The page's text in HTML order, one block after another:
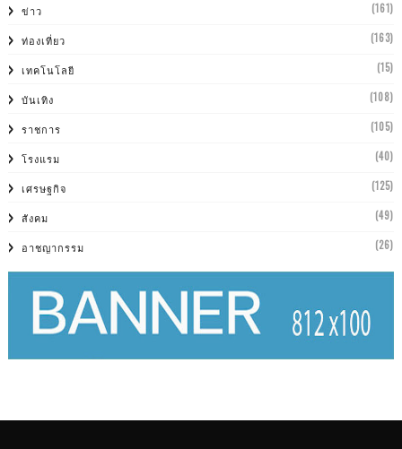
ข่าว (161)
ท่องเที่ยว (163)
เทคโนโลยี (15)
บันเทิง (108)
ราชการ (105)
โรงแรม (40)
เศรษฐกิจ (125)
สังคม (49)
อาชญากรรม (26)